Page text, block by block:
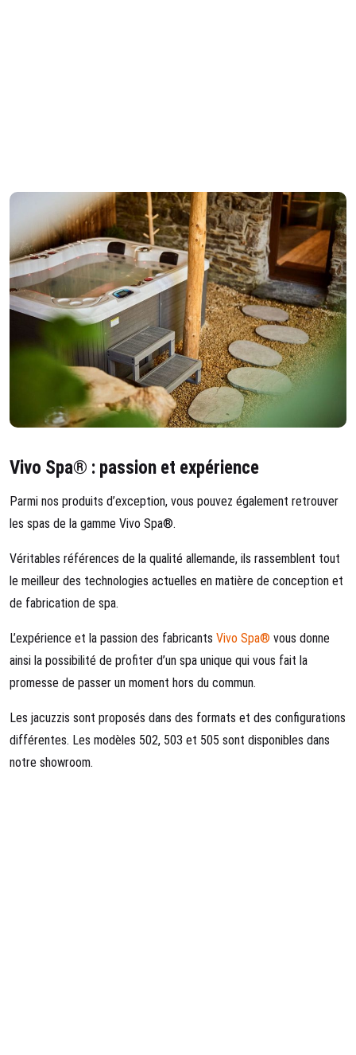
Vivo Spa® : passion et expérience
Parmi nos produits d’exception, vous pouvez également retrouver
les spas de la gamme Vivo Spa®.
Véritables références de la qualité allemande, ils rassemblent tout
le meilleur des technologies actuelles en matière de conception et
de fabrication de spa.
L’expérience et la passion des fabricants Vivo Spa® vous donne
ainsi la possibilité de profiter d’un spa unique qui vous fait la
promesse de passer un moment hors du commun.
Les jacuzzis sont proposés dans des formats et des configurations
différentes. Les modèles 502, 503 et 505 sont disponibles dans
notre showroom.